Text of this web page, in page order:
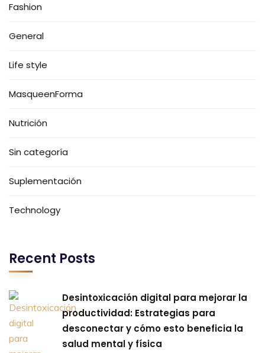
Fashion
General
Life style
MasqueenForma
Nutrición
Sin categoría
Suplementación
Technology
Recent Posts
Desintoxicación digital para mejorar la
productividad: Estrategias para
desconectar y cómo esto beneficia la
salud mental y física